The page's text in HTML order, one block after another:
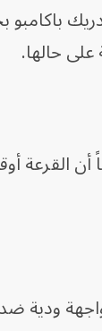
حالها.
الكونغولي استعداداته
ضد